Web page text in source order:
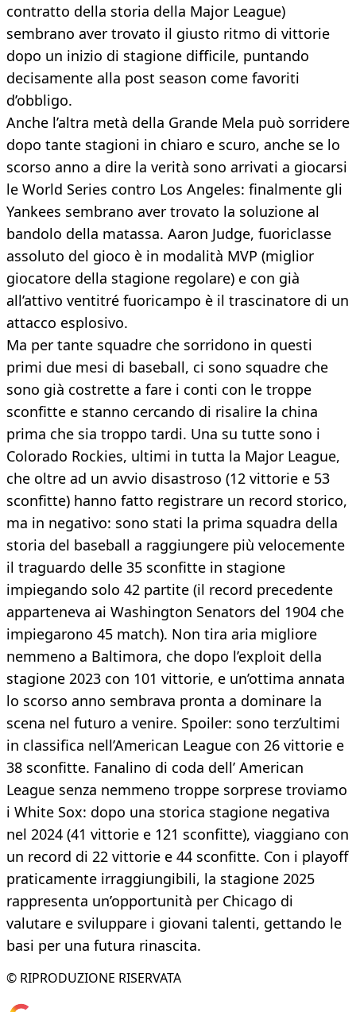
contratto della storia della Major League)
sembrano aver trovato il giusto ritmo di vittorie
dopo un inizio di stagione difficile, puntando
decisamente alla post season come favoriti
d’obbligo.
Anche l’altra metà della Grande Mela può sorridere
dopo tante stagioni in chiaro e scuro, anche se lo
scorso anno a dire la verità sono arrivati a giocarsi
le World Series contro Los Angeles: finalmente gli
Yankees sembrano aver trovato la soluzione al
bandolo della matassa. Aaron Judge, fuoriclasse
assoluto del gioco è in modalità MVP (miglior
giocatore della stagione regolare) e con già
all’attivo ventitré fuoricampo è il trascinatore di un
attacco esplosivo.
Ma per tante squadre che sorridono in questi
primi due mesi di baseball, ci sono squadre che
sono già costrette a fare i conti con le troppe
sconfitte e stanno cercando di risalire la china
prima che sia troppo tardi. Una su tutte sono i
Colorado Rockies, ultimi in tutta la Major League,
che oltre ad un avvio disastroso (12 vittorie e 53
sconfitte) hanno fatto registrare un record storico,
ma in negativo: sono stati la prima squadra della
storia del baseball a raggiungere più velocemente
il traguardo delle 35 sconfitte in stagione
impiegando solo 42 partite (il record precedente
apparteneva ai Washington Senators del 1904 che
impiegarono 45 match). Non tira aria migliore
nemmeno a Baltimora, che dopo l’exploit della
stagione 2023 con 101 vittorie, e un’ottima annata
lo scorso anno sembrava pronta a dominare la
scena nel futuro a venire. Spoiler: sono terz’ultimi
in classifica nell’American League con 26 vittorie e
38 sconfitte. Fanalino di coda dell’ American
League senza nemmeno troppe sorprese troviamo
i White Sox: dopo una storica stagione negativa
nel 2024 (41 vittorie e 121 sconfitte), viaggiano con
un record di 22 vittorie e 44 sconfitte. Con i playoff
praticamente irraggiungibili, la stagione 2025
rappresenta un’opportunità per Chicago di
valutare e sviluppare i giovani talenti, gettando le
basi per una futura rinascita.
© RIPRODUZIONE RISERVATA